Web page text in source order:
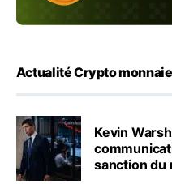
Actualité Crypto monnaie
Kevin
sanction du